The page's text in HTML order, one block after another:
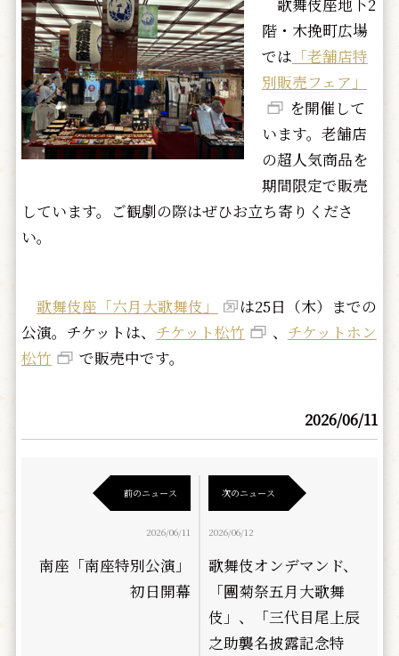
歌舞伎座地下2
階・木挽町広場
では 「老舗店特
別販売フェア」
を開催して
います。老舗店
の超人気商品を
期間限定で販売
しています。ご観劇の際はぜひお立ち寄りくださ
い。
歌舞伎座「六月大歌舞伎」
は25日（木）までの
公演。チケットは、 チケット松竹 、 チケットホン
松竹
で販売中です。
2026/06/11
前のニュース
2026/06/11
南座「南座特別公演」
初日開幕
次のニュース
2026/06/12
歌舞伎オンデマンド、
「團菊祭五月大歌舞
伎」、「三代目尾上辰
之助襲名披露記念特